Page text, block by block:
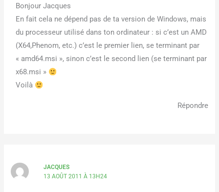
Bonjour Jacques
En fait cela ne dépend pas de ta version de Windows, mais
du processeur utilisé dans ton ordinateur : si c’est un AMD
(X64,Phenom, etc.) c’est le premier lien, se terminant par
« amd64.msi », sinon c’est le second lien (se terminant par
x68.msi »
Voilà
Répondre
JACQUES
13 AOÛT 2011 À 13H24